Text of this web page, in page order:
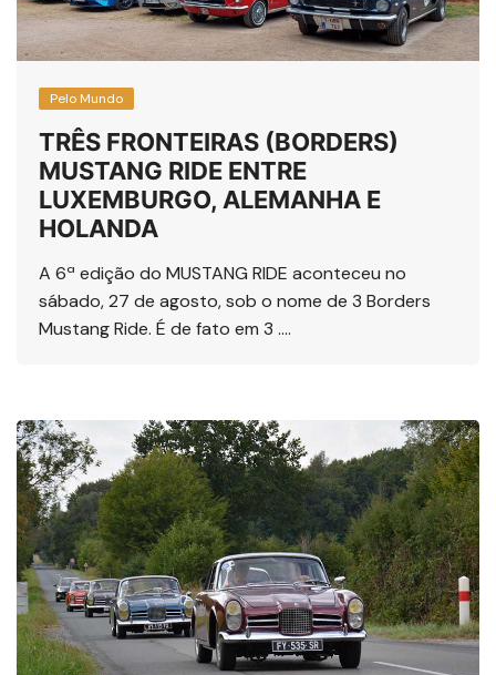
Pelo Mundo
TRÊS FRONTEIRAS (BORDERS)
MUSTANG RIDE ENTRE
LUXEMBURGO, ALEMANHA E
HOLANDA
A 6ª edição do MUSTANG RIDE aconteceu no
sábado, 27 de agosto, sob o nome de 3 Borders
Mustang Ride. É de fato em 3 ….